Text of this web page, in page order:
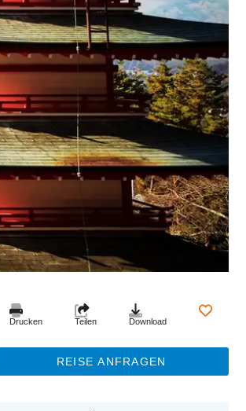
Drucken Teilen Download
REISE ANFRAGEN